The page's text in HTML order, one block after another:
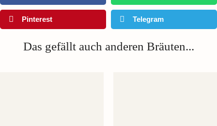
Pinterest Telegram
Das gefällt auch anderen Bräuten...